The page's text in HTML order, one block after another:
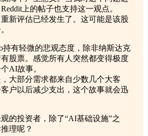
上的帖子也支持这一观点。
新评估已经发生了。这可能是该股
持有轻微的悲观态度，除非纳斯达克
股票。感觉所有人突然都变得极度
AI故事。
大部分需求都来自少数几个大客
户以后减少支出，这个故事就会迅
的投资者，除了“AI基础设施”之
理呢？